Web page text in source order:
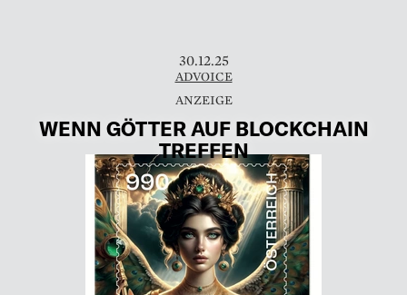
30.12.25
ADVOICE
WENN GÖTTER AUF BLOCKCHAIN
TREFFEN